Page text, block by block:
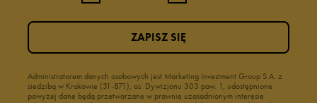
Administratorem danych osobowych jest Marketing Investment Group S.A. z
siedzibą w Krakowie (31-871), os. Dywizjonu 303 paw. 1, udostępnione
powyżej dane będą przetwarzane w prawnie uzasadnionym interesie
ZAPISZ SIĘ